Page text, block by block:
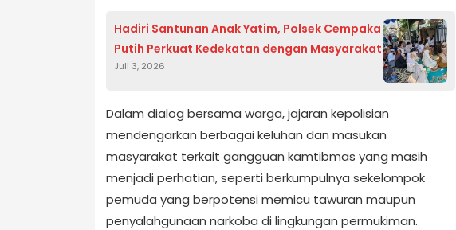
Hadiri Santunan Anak Yatim, Polsek Cempaka
Putih Perkuat Kedekatan dengan Masyarakat
Juli 3, 2026
Dalam dialog bersama warga, jajaran kepolisian
mendengarkan berbagai keluhan dan masukan
masyarakat terkait gangguan kamtibmas yang masih
menjadi perhatian, seperti berkumpulnya sekelompok
pemuda yang berpotensi memicu tawuran maupun
penyalahgunaan narkoba di lingkungan permukiman.